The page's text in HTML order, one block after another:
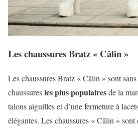
Les chaussures Bratz « Câlin »
Les chaussures Bratz « Câlin » sont
chaussuresles plus populairesde la
talons aiguilles et d’une fermeture à
élégantes. Les chaussures « Câlin »